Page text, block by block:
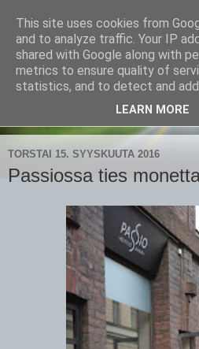
kammen- ja kauhanpyöritystä
TORSTAI 15. SYYSKUUTA 2016
Passiossa ties
This site uses cookies from
and to analyze traffic. Your IP
shared with Google along with
metrics to ensure quality of
statistics, and to detect and
LEARN MORE